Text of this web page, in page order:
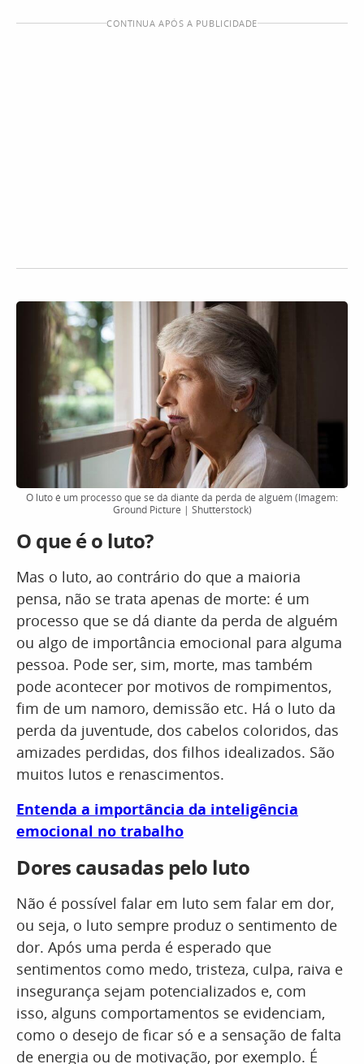
CONTINUA APÓS A PUBLICIDADE
O luto é um processo que se dá diante da perda de alguém (Imagem:
Ground Picture | Shutterstock)
O que é o luto?
Mas o luto, ao contrário do que a maioria
pensa, não se trata apenas de morte: é um
processo que se dá diante da perda de alguém
ou algo de importância emocional para alguma
pessoa. Pode ser, sim, morte, mas também
pode acontecer por motivos de rompimentos,
fim de um namoro, demissão etc. Há o luto da
perda da juventude, dos cabelos coloridos, das
amizades perdidas, dos filhos idealizados. São
muitos lutos e renascimentos.
Entenda a importância da inteligência
emocional no trabalho
Dores causadas pelo luto
Não é possível falar em luto sem falar em dor,
ou seja, o luto sempre produz o sentimento de
dor. Após uma perda é esperado que
sentimentos como medo, tristeza, culpa, raiva e
insegurança sejam potencializados e, com
isso, alguns comportamentos se evidenciam,
como o desejo de ficar só e a sensação de falta
de energia ou de motivação, por exemplo. É